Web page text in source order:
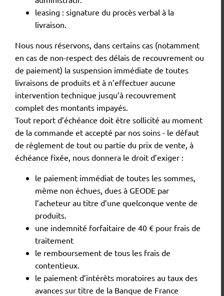
leasing : signature du procès verbal à la
livraison.
Nous nous réservons, dans certains cas (notamment
en cas de non-respect des délais de recouvrement ou
de paiement) la suspension immédiate de toutes
livraisons de produits et à n’effectuer aucune
intervention technique jusqu’à recouvrement
complet des montants impayés.
Tout report d’échéance doit être sollicité au moment
de la commande et accepté par nos soins - le défaut
de règlement de tout ou partie du prix de vente, à
échéance fixée, nous donnera le droit d’exiger :
le paiement immédiat de toutes les sommes,
même non échues, dues à GEODE par
l’acheteur au titre d’une quelconque vente de
produits.
une indemnité forfaitaire de 40 € pour frais de
traitement
le remboursement de tous les frais de
contentieux.
le paiement d’intérêts moratoires au taux des
avances sur titre de la Banque de France